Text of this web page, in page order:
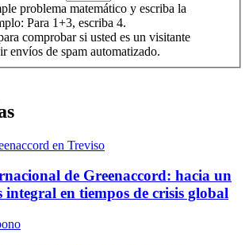
problema matemático y escriba la
Para 1+3, escriba 4.
comprobar si usted es un visitante
envíos de spam automatizado.
de Greenaccord: hacia un
integral en tiempos de crisis global